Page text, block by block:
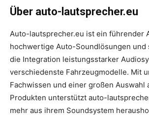
Über auto-lautsprecher.eu
Auto-lautsprecher.eu ist ein führender
hochwertige Auto-Soundlösungen und
die Integration leistungsstarker
verschiedenste Fahrzeugmodelle. Mit
Fachwissen und einer großen Auswahl
Produkten unterstützt auto-
mehr aus ihrem Soundsystem